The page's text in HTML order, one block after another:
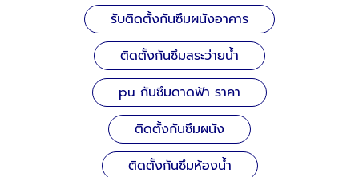
รับติดตั้งกันซึมผนังอาคาร
ติดตั้งกันซึมสระว่ายน้ำ
pu กันซึมดาดฟ้า ราคา
ติดตั้งกันซึมผนัง
ติดตั้งกันซึมห้องน้ำ